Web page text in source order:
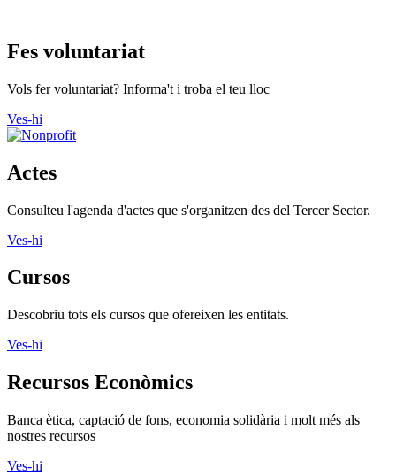
Fes voluntariat
Vols fer voluntariat? Informa't i troba el teu lloc
Ves-hi
Actes
Consulteu l'agenda d'actes que s'organitzen des del Tercer Sector.
Ves-hi
Cursos
Descobriu tots els cursos que ofereixen les entitats.
Ves-hi
Recursos Econòmics
Banca ètica, captació de fons, economia solidària i molt més als
nostres recursos
Ves-hi